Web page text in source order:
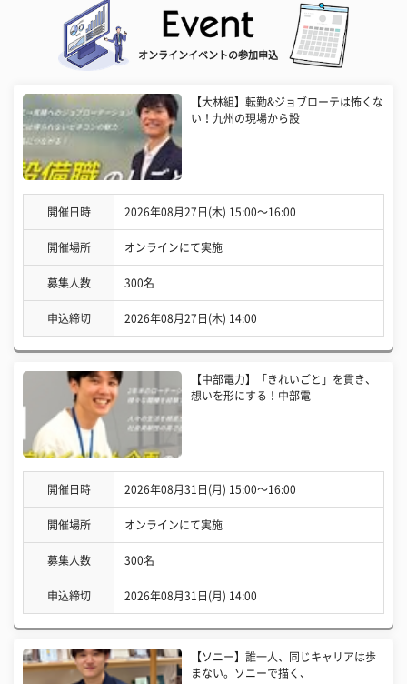
オンラインイベントの参加申込
【大林組】転勤&ジョブローテは怖くな
い！九州の現場から設
開催日時 2026年08月27日(木) 15:00〜16:00
開催場所 オンラインにて実施
募集人数 300名
申込締切 2026年08月27日(木) 14:00
【中部電力】「きれいごと」を貫き、
想いを形にする！中部電
開催日時 2026年08月31日(月) 15:00〜16:00
開催場所 オンラインにて実施
募集人数 300名
申込締切 2026年08月31日(月) 14:00
【ソニー】誰一人、同じキャリアは歩
まない。ソニーで描く、